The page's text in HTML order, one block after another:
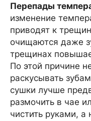
Перепады
изменение
приводят к
очищаются даже
трещинах
По этой причине
раскусывать
сушки лучше
размочить в чае
чистить руками, а